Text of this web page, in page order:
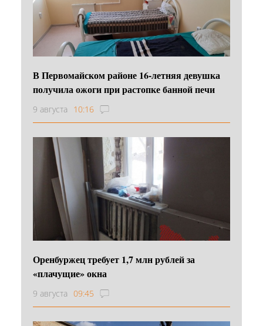
В Первомайском районе 16‑летняя девушка
получила ожоги при растопке банной печи
9 августа 10:16
Оренбуржец требует 1,7 млн рублей за
«плачущие» окна
9 августа 09:45